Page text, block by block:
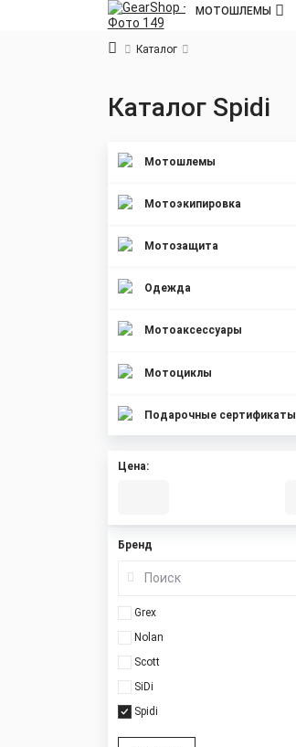
МОТОШЛЕМЫ
Каталог
Каталог Spidi
Мотошлемы
Мотоэкипировка
Мотозащита
Одежда
Мотоаксессуары
Мотоциклы
Подарочные сертификаты
Цена:
Бренд
Grex
Nolan
Scott
SiDi
Spidi